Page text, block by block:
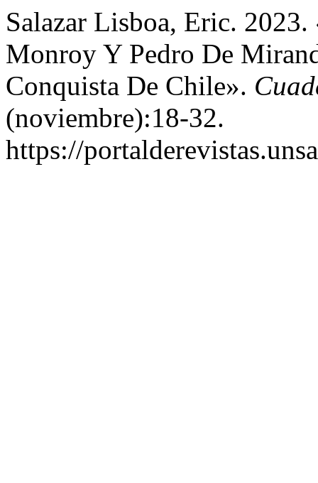
Salazar Lisboa, Eric.
Monroy Y Pedro De
Conquista De Chile».
(noviembre):18-32.
https://